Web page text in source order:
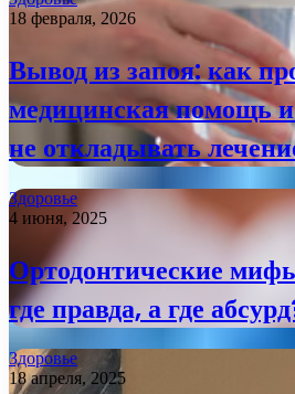
18 февраля, 2026
Вывод из запоя: как
медицинская помощь
не откладывать
Здоровье
4 июня, 2025
Ортодонтические
где правда, а где
Здоровье
18 апреля, 2025